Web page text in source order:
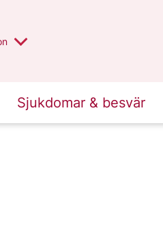
region
Sjukdomar & besvär